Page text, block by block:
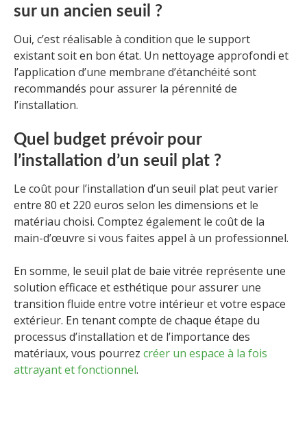
sur un ancien seuil ?
Oui, c’est réalisable à condition que le support
existant soit en bon état. Un nettoyage approfondi et
l’application d’une membrane d’étanchéité sont
recommandés pour assurer la pérennité de
l’installation.
Quel budget prévoir pour
l’installation d’un seuil plat ?
Le coût pour l’installation d’un seuil plat peut varier
entre 80 et 220 euros selon les dimensions et le
matériau choisi. Comptez également le coût de la
main-d’œuvre si vous faites appel à un professionnel.
En somme, le seuil plat de baie vitrée représente une
solution efficace et esthétique pour assurer une
transition fluide entre votre intérieur et votre espace
extérieur. En tenant compte de chaque étape du
processus d’installation et de l’importance des
matériaux, vous pourrez créer un espace à la fois
attrayant et fonctionnel.